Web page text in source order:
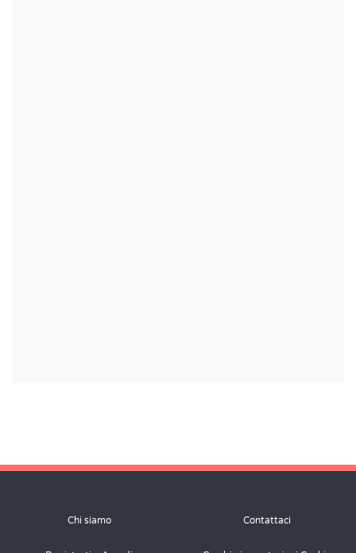
Chi siamo Contattaci